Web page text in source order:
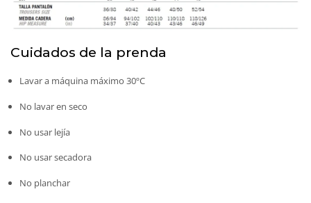
Cuidados de la prenda
Lavar a máquina máximo 30ºC
No lavar en seco
No usar lejía
No usar secadora
No planchar